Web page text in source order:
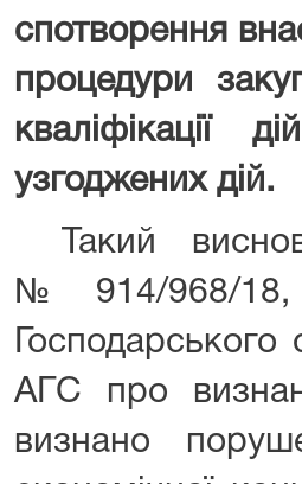
спотворення
процедури
кваліфікації
узгоджених дій.
Такий
№914/968/
Господарського
АГС про
визнано